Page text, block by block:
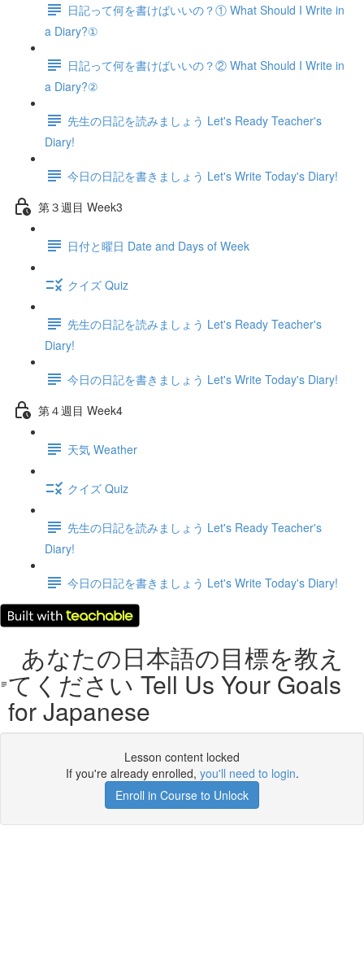
日記って何を書けばいいの？① What Should I Write in
a Diary?①
日記って何を書けばいいの？② What Should I Write in
a Diary?②
先生の日記を読みましょう Let's Ready Teacher's
Diary!
今日の日記を書きましょう Let's Write Today's Diary!
第３週目 Week3
日付と曜日 Date and Days of Week
クイズ Quiz
先生の日記を読みましょう Let's Ready Teacher's
Diary!
今日の日記を書きましょう Let's Write Today's Diary!
第４週目 Week4
天気 Weather
クイズ Quiz
先生の日記を読みましょう Let's Ready Teacher's
Diary!
今日の日記を書きましょう Let's Write Today's Diary!
あなたの日本語の目標を教え
てください Tell Us Your Goals
for Japanese
Lesson content locked
If you're already enrolled, you'll need to login.
Enroll in Course to Unlock